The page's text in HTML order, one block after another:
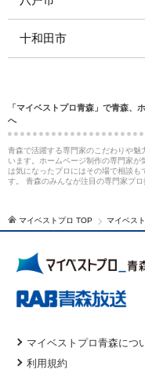
十和田市
「マイベストプロ青森」で青森、
へ
青森で活躍する専門家のこだわりや
います。ホームページ制作の専門家
は気になったプロにはその場で相談も
す。 青森のみんなが注目の専門家プロ
マイベストプロ TOP マイベス
マイベストプロ青森につ
利用規約